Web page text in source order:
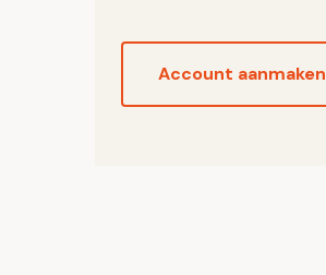
Account aanmaken